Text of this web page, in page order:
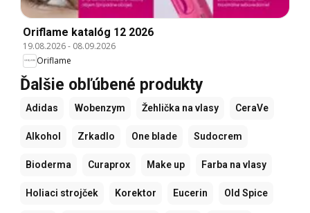
Oriflame katalóg 12 2026
19.08.2026- 08.09.2026
Oriflame
Ďalšie obľúbené produkty
Adidas Wobenzym Žehlička na vlasy CeraVe
Alkohol Zrkadlo One blade Sudocrem
Bioderma Curaprox Make up Farba na vlasy
Holiaci strojček Korektor Eucerin Old Spice